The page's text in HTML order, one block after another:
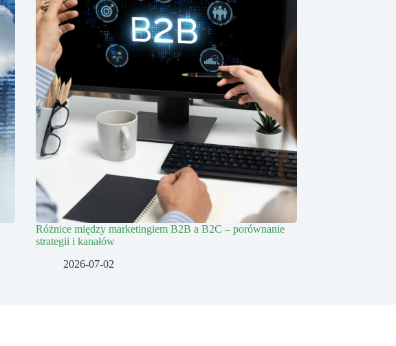
Różnice między marketingiem B2B a B2C – porównanie
strategii i kanałów
2026-07-02